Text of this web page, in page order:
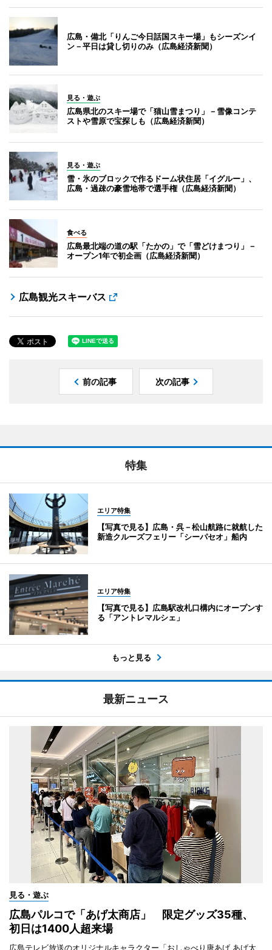
広島・備北「りんご今日話国スキー場」もシーズンイ
ン－平日は貸し切りのみ（広島経済新聞）
見る・遊ぶ
広島県北のスキー場で「猫山雪まつり」－雪像コンテ
ストや雪原で宝探しも（広島経済新聞）
見る・遊ぶ
雪・氷のブロックで作るドーム状住居「イグルー」、
広島・過疎の豪雪地帯で選手権（広島経済新聞）
食べる
広島最北端の道の駅「たかの」で「雪どけまつり」－
オープン1年で初企画（広島経済新聞）
広島観光スキーバス
前の記事 次の記事
特集
エリア特集
【写真で見る】広島・呉－松山航路に就航した
新造クルーズフェリー「シーパセオ」船内
エリア特集
【写真で見る】広島駅改札口構内にオープンす
る「アントレマルシェ」
もっと見る
最新ニュース
見る・遊ぶ
広島パルコで「あげ太商店」 限定グッズ35種、
初日は1400人超来場
広島テレビ放送のオリジナルキャラクター「おしゃべり唐あげ あげ太